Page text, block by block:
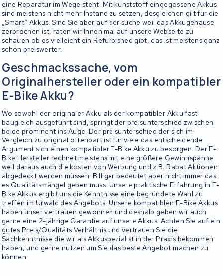
eine Reparatur im Wege steht. Mit kunststoff eingegossene Akkus
sind meistens nicht mehr Instand zu setzen, desgleichen gilt für die
„Smart“ Akkus. Sind Sie aber auf der suche weil das Akkugehäuse
zerbrochen ist, raten wir Ihnen mal auf unsere Webseite zu
schauen ob es vielleicht ein Refurbished gibt, das ist meistens ganz
schön preiswerter.
Geschmackssache, vom
Originalhersteller oder ein kompatibler
E-Bike Akku?
Wo sowohl der originaler Akku als der kompatibler Akku fast
baugleich ausgeführt sind, springt der preisunterschied zwischen
beide prominent ins Auge. Der preisunterschied der sich im
Vergleich zu original offenbart ist für viele das entscheidende
Argument sich einen kompatibler E-Bike Akku zu besorgen. Der E-
Bike Hersteller rechnet meistens mit eine größere Gewinnspanne
weil daraus auch die kosten von Werbung und z.B. Rabat Aktionen
abgedeckt werden müssen. Billiger bedeutet aber nicht immer das
es Qualitätsmängel geben muss. Unsere praktische Erfahrung in E-
Bike Akkus ergibt uns die Kenntnisse eine begründete Wahl zu
treffen im Urwald des Angebots. Unsere kompatiblen E-Bike Akkus
haben unser vertrauen gewonnen und deshalb geben wir auch
gerne eine 2-jährige Garantie auf unsere Akkus. Achten Sie auf ein
gutes Preis/Qualitäts Verhältnis und vertrauen Sie die
Sachkenntnisse die wir als Akkuspezialist in der Praxis bekommen
haben, und gerne nutzen um Sie das beste Angebot machen zu
können.